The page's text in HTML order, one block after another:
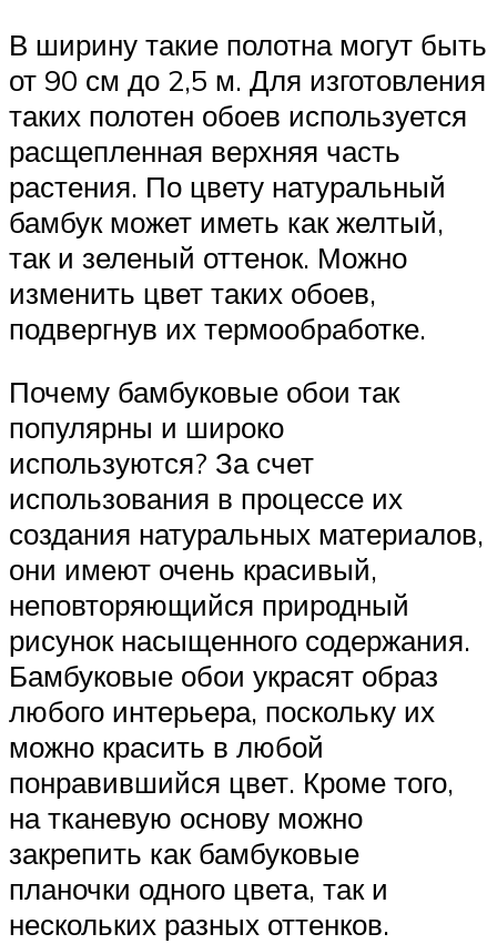
В ширину такие полотна могут быть
от 90 см до 2,5 м. Для изготовления
таких полотен обоев используется
расщепленная верхняя часть
растения. По цвету натуральный
бамбук может иметь как желтый,
так и зеленый оттенок. Можно
изменить цвет таких обоев,
подвергнув их термообработке.
Почему бамбуковые обои так
популярны и широко
используются? За счет
использования в процессе их
создания натуральных материалов,
они имеют очень красивый,
неповторяющийся природный
рисунок насыщенного содержания.
Бамбуковые обои украсят образ
любого интерьера, поскольку их
можно красить в любой
понравившийся цвет. Кроме того,
на тканевую основу можно
закрепить как бамбуковые
планочки одного цвета, так и
нескольких разных оттенков.